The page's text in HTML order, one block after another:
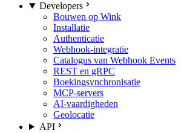
Developers
Bouwen op Wink
Installatie
Authenticatie
Webhook-integratie
Catalogus van Webhook Events
REST en gRPC
Boekingsynchronisatie
MCP-servers
AI-vaardigheden
Geolocatie
API